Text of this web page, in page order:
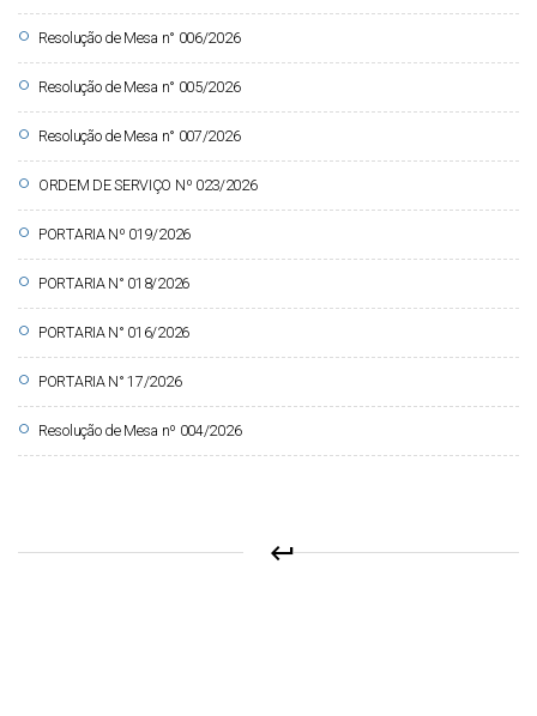
circle Resolução de Mesa n° 006/2026
circle Resolução de Mesa n° 005/2026
circle Resolução de Mesa n° 007/2026
circle ORDEM DE SERVIÇO Nº 023/2026
circle PORTARIA Nº 019/2026
circle PORTARIA N° 018/2026
circle PORTARIA N° 016/2026
circle PORTARIA N° 17/2026
circle Resolução de Mesa nº 004/2026
keyboard_return